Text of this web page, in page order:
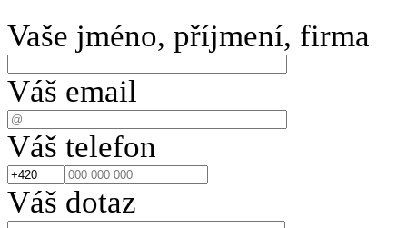
Vaše jméno, příjmení, firma
Váš email
Váš telefon
Váš dotaz